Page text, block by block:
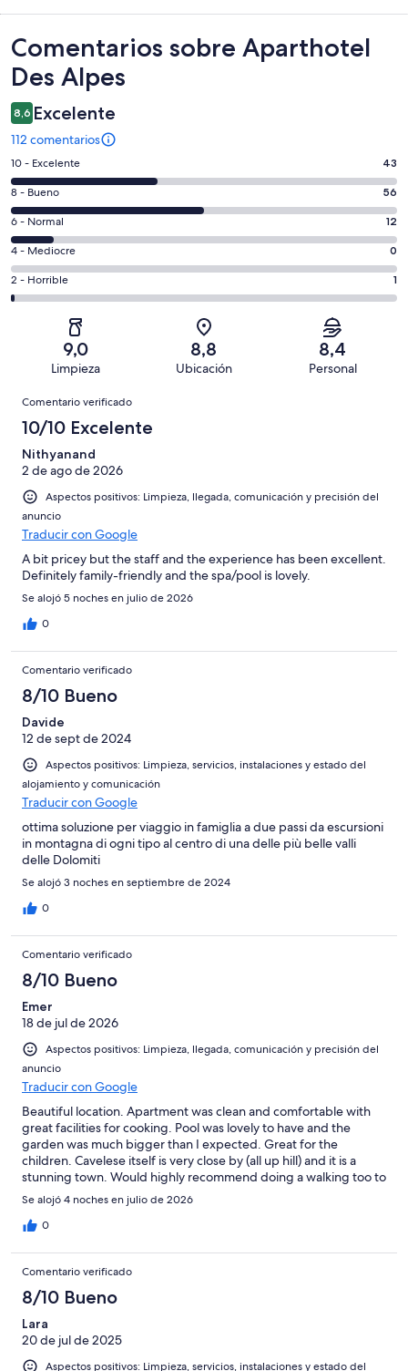
Comentarios
Comentarios sobre Aparthotel
Des Alpes
8,6 Excelente
112 comentarios
43
comentarios
de
un
total
de
112
con
puntuación
10 - Excelente 43
56
comentarios
de
un
total
de
112
puntuación
Bueno
8 - Bueno 56
12
comentarios
de
un
total
puntuación
Normal
6 - Normal 12
0
comentarios
de
una
puntuación
Mediocre
4 - Mediocre 0
1
comentarios
112
una
puntuación
de
Horrible
2 - Horrible 1
9,0
Limpieza
8,8
Ubicación
8,4
Personal
Comentarios
Comentario verificado
10/10 Excelente
Nithyanand
2 de ago de 2026
Aspectos positivos: Limpieza, llegada, comunicación y precisión del
anuncio
Traducir con Google
A bit pricey but the staff and the experience has been excellent.
Definitely family-friendly and the spa/pool is lovely.
Se alojó 5 noches en julio de 2026
0
Comentario verificado
8/10 Bueno
Davide
12 de sept de 2024
Aspectos positivos: Limpieza, servicios, instalaciones y estado del
alojamiento y comunicación
Traducir con Google
ottima soluzione per viaggio in famiglia a due passi da escursioni
in montagna di ogni tipo al centro di una delle più belle valli
delle Dolomiti
Se alojó 3 noches en septiembre de 2024
0
Comentario verificado
8/10 Bueno
Emer
18 de jul de 2026
Aspectos positivos: Limpieza, llegada, comunicación y precisión del
anuncio
Traducir con Google
Beautiful location. Apartment was clean and comfortable with
great facilities for cooking. Pool was lovely to have and the
garden was much bigger than I expected. Great for the
children. Cavelese itself is very close by (all up hill) and it is a
stunning town. Would highly recommend doing a walking too to
really be able to appreciate the history. Only negative is that
there is no air con and our apt on the 3rd floor was really hot.
Se alojó 4 noches en julio de 2026
0
Comentario verificado
8/10 Bueno
Lara
20 de jul de 2025
Aspectos positivos: Limpieza, servicios, instalaciones y estado del